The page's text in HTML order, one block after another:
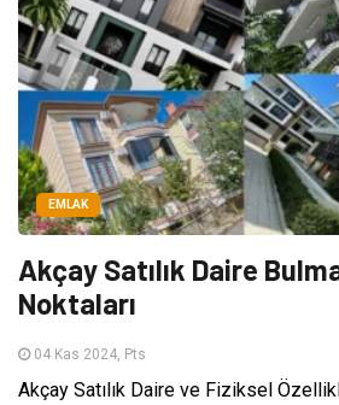
EMLAK
Akçay Satılık Daire
Noktaları
04 Kas 2024, Pts
Akçay Satılık Daire ve Fiziksel